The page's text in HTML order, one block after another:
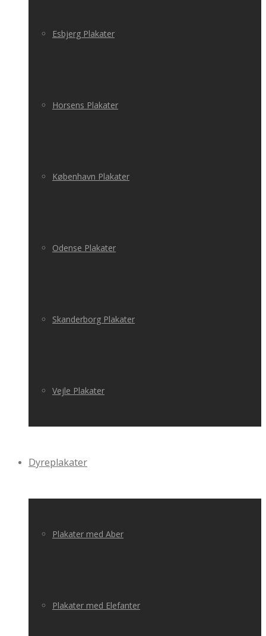
Esbjerg Plakater
Horsens Plakater
København Plakater
Odense Plakater
Skanderborg Plakater
Vejle Plakater
Dyreplakater
Plakater med Aber
Plakater med Elefanter